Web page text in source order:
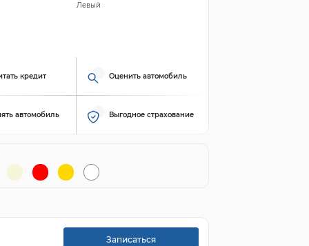
Левый
кредит Оценить автомобиль
автомобиль Выгодное страхование
Записаться